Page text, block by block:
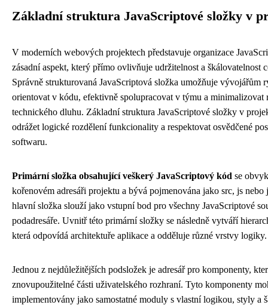
Základní struktura JavaScriptové složky v
V moderních webových projektech představuje organizace
zásadní aspekt, který přímo ovlivňuje udržitelnost a škálovatelnost
Správně strukturovaná JavaScriptová složka umožňuje vývojářům
orientovat v kódu, efektivně spolupracovat v týmu a
technického dluhu. Základní struktura JavaScriptové složky v
odrážet logické rozdělení funkcionality a respektovat osvědčené
softwaru.
Primární složka obsahující veškerý JavaScriptový kód se
kořenovém adresáři projektu a bývá pojmenována jako src, js nebo
hlavní složka slouží jako vstupní bod pro všechny JavaScriptové
podadresáře. Uvnitř této primární složky se následně vytváří
která odpovídá architektuře aplikace a odděluje různé vrstvy logiky.
Jednou z nejdůležitějších podsložek je adresář pro komponenty,
znovupoužitelné části uživatelského rozhraní. Tyto komponenty
implementovány jako samostatné moduly s vlastní logikou, styly a